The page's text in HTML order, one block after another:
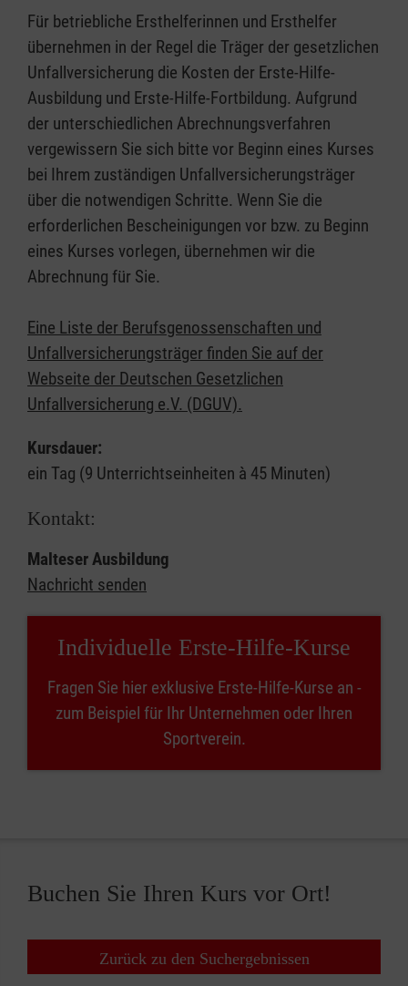
Für betriebliche Ersthelferinnen und Ersthelfer
übernehmen in der Regel die Träger der gesetzlichen
Unfallversicherung die Kosten der Erste-Hilfe-
Ausbildung und Erste-Hilfe-Fortbildung. Aufgrund
der unterschiedlichen Abrechnungsverfahren
vergewissern Sie sich bitte vor Beginn eines Kurses
bei Ihrem zuständigen Unfallversicherungsträger
über die notwendigen Schritte. Wenn Sie die
erforderlichen Bescheinigungen vor bzw. zu Beginn
eines Kurses vorlegen, übernehmen wir die
Abrechnung für Sie.
Eine Liste der Berufsgenossenschaften und
Unfallversicherungsträger finden Sie auf der
Webseite der Deutschen Gesetzlichen
Unfallversicherung e.V. (DGUV).
Kursdauer:
ein Tag (9 Unterrichtseinheiten à 45 Minuten)
Kontakt:
Malteser Ausbildung
Nachricht senden
Individuelle Erste-Hilfe-Kurse
Fragen Sie hier exklusive Erste-Hilfe-Kurse an -
zum Beispiel für Ihr Unternehmen oder Ihren
Sportverein.
Buchen Sie Ihren Kurs vor Ort!
Zurück zu den Suchergebnissen